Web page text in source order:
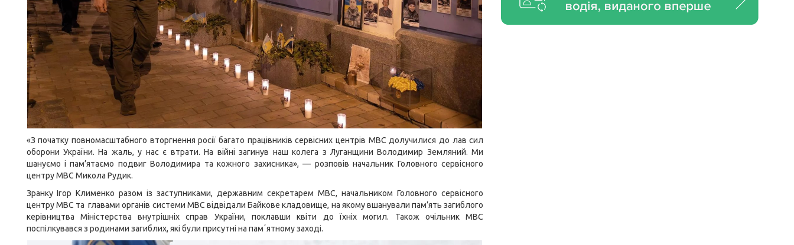
«З початку повномасштабного вторгнення росії багато працівників сервісних центрів МВС долучилися до лав сил
оборони України. На жаль, у нас є втрати. На війні загинув наш колега з Луганщини Володимир Земляний. Ми
шануємо і пам’ятаємо подвиг Володимира та кожного захисника», — розповів начальник Головного сервісного
центру МВС Микола Рудик.
Зранку Ігор Клименко разом із заступниками, державним секретарем МВС, начальником Головного сервісного
центру МВС та главами органів системи МВС відвідали Байкове кладовище, на якому вшанували пам’ять загиблого
керівництва Міністерства внутрішніх справ України, поклавши квіти до їхніх могил. Також очільник МВС
поспілкувався з родинами загиблих, які були присутні на памʼятному заході.